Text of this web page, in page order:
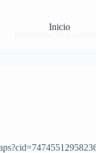
Inicio
Remodelação e